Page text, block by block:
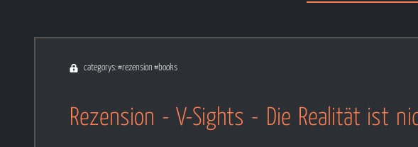
categorys: #rezension #books
Rezension - V-Sights - Die Realität ist